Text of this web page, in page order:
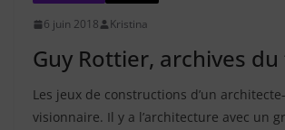
6 juin 2018 Kristina
Guy Rottier, archives
Les jeux de constructions d’un
visionnaire. Il y a l’architecture avec un